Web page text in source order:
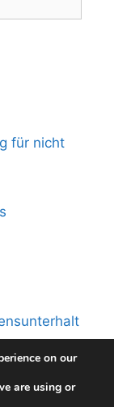
für nicht
on our
are using or